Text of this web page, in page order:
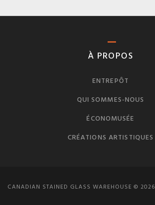
À PROPOS
ENTREPÔT
QUI SOMMES-NOUS
ÉCONOMUSÉE
CRÉATIONS ARTISTIQUES
CANADIAN STAINED GLASS WAREHOUSE © 2026